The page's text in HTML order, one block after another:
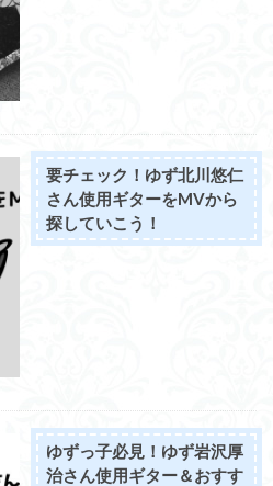
要チェック！ゆず北川悠仁
さん使用ギターをMVから
探していこう！
ゆずっ子必見！ゆず岩沢厚
治さん使用ギター＆おすす